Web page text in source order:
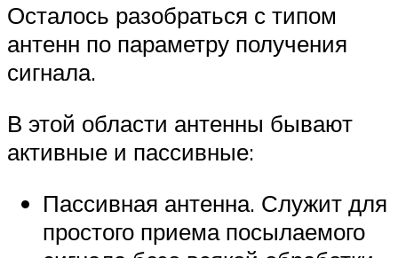
Осталось разобраться с типом
антенн по параметру получения
сигнала.
В этой области антенны бывают
активные и пассивные:
Пассивная антенна. Служит для
простого приема посылаемого